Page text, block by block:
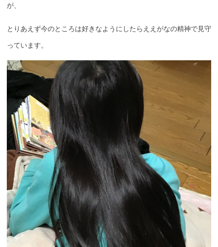
が、
とりあえず今のところは好きなようにしたらええがなの精神で見守
っています。